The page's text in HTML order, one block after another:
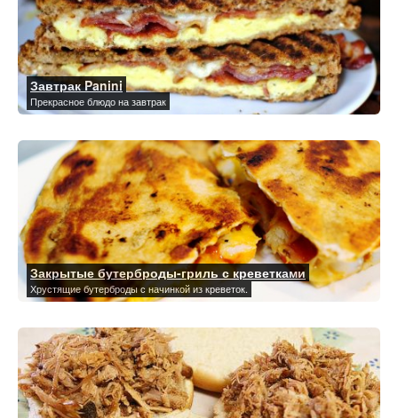
Завтрак Panini
Прекрасное блюдо на завтрак
Закрытые бутерброды-гриль с креветками
Хрустящие бутерброды с начинкой из креветок.